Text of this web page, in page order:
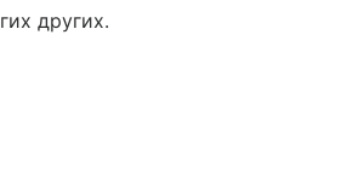
других.